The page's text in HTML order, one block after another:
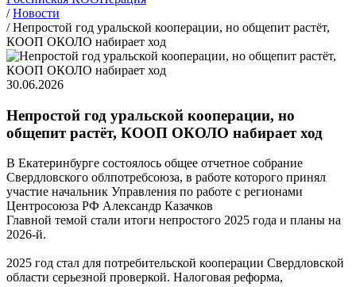
/ Новости
/ Непростой год уральской кооперации, но общепит растёт,
КООП ОКОЛО набирает ход
30.06.2026
Непростой год уральской кооперации, но
общепит растёт, КООП ОКОЛО набирает ход
В Екатеринбурге состоялось общее отчетное собрание
Свердловского облпотребсоюза, в работе которого принял
участие начальник Управления по работе с регионами
Центросоюза РФ Александр Казачков
Главной темой стали итоги непростого 2025 года и планы на
2026-й.
2025 год стал для потребительской кооперации Свердловской
области серьезной проверкой. Налоговая реформа,